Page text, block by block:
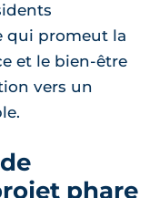
qui promeut la
et le bien-être
vers un
phare